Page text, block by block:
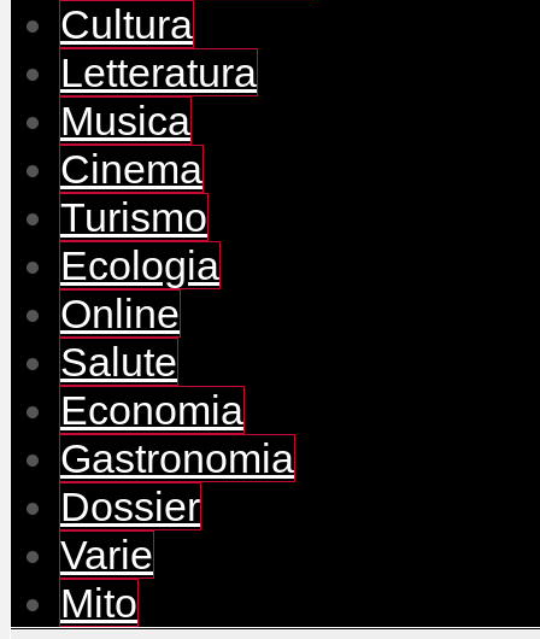
Cultura
Letteratura
Musica
Cinema
Turismo
Ecologia
Online
Salute
Economia
Gastronomia
Dossier
Varie
Mito